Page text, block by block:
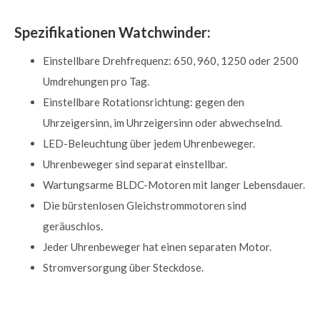
Spezifikationen Watchwinder:
Einstellbare Drehfrequenz: 650, 960, 1250 oder 2500
Umdrehungen pro Tag.
Einstellbare Rotationsrichtung: gegen den
Uhrzeigersinn, im Uhrzeigersinn oder abwechselnd.
LED-Beleuchtung über jedem Uhrenbeweger.
Uhrenbeweger sind separat einstellbar.
Wartungsarme BLDC-Motoren mit langer Lebensdauer.
Die bürstenlosen Gleichstrommotoren sind
geräuschlos.
Jeder Uhrenbeweger hat einen separaten Motor.
Stromversorgung über Steckdose.